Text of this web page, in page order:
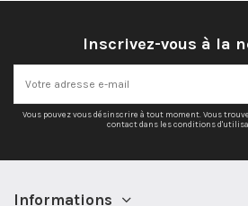
Inscrivez-vous à la
Vous pouvez vous désinscrire à tout moment. Vous
contact dans les conditions
Informations